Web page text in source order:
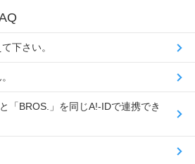
下さい。
「BROS.」を同じA!-IDで連携でき